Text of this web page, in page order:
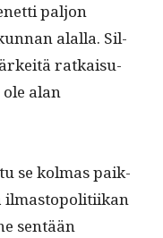
paljon
alal­la. Sil­
ratkaisu­
alan
se kol­mas paik­
ilmastopoli­ti­ikan
sen­tään